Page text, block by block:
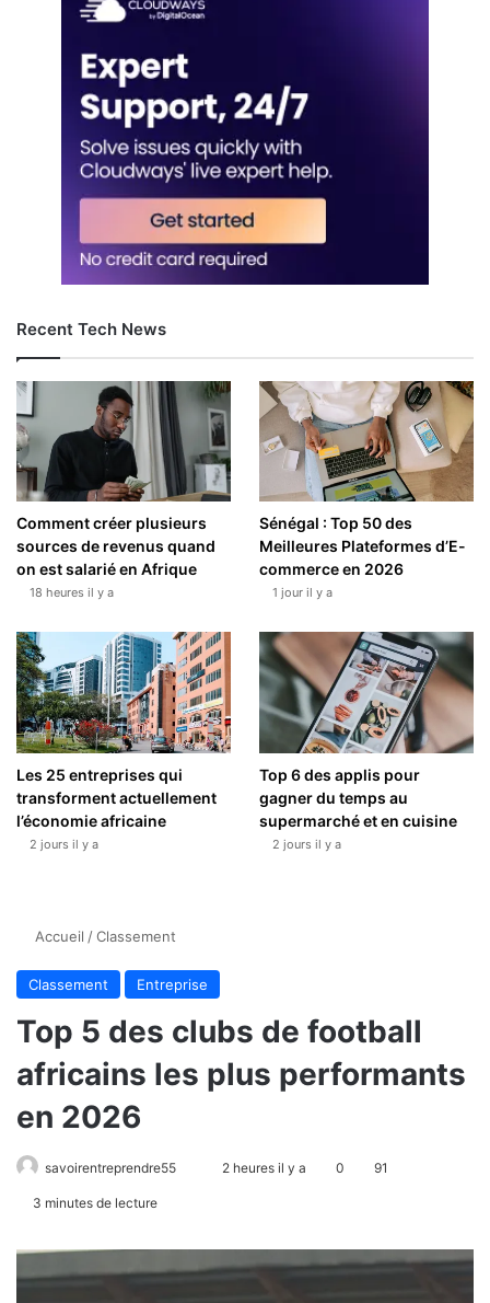
Recent Tech News
Comment créer plusieurs
sources de revenus quand
on est salarié en Afrique
18 heures il y a
Sénégal : Top 50 des
Meilleures Plateformes d’E-
commerce en 2026
1 jour il y a
Les 25 entreprises qui
transforment actuellement
l’économie africaine
2 jours il y a
Top 6 des applis pour
gagner du temps au
supermarché et en cuisine
2 jours il y a